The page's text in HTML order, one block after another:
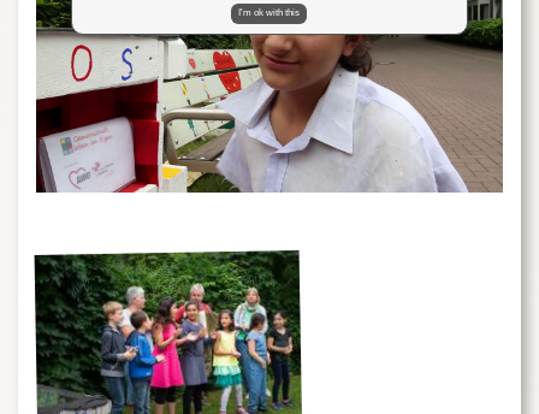
I'm ok with this